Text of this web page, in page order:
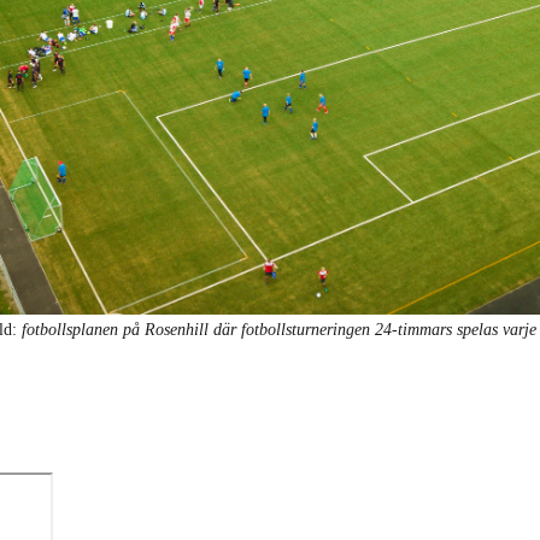
fotbollsplanen på Rosenhill där fotbollsturneringen 24-timmars spelas varje